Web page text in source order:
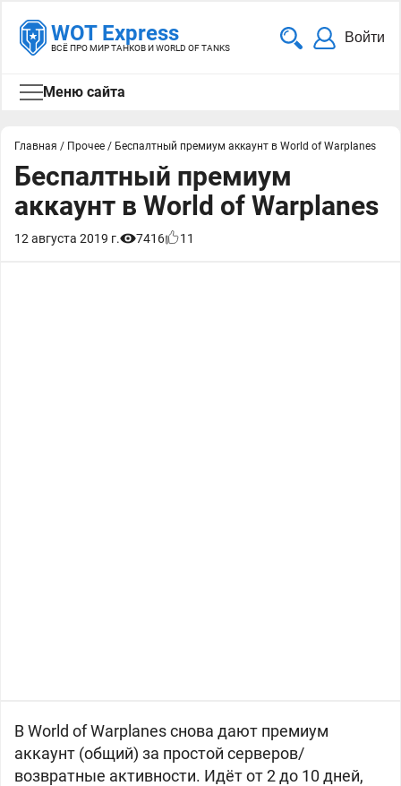
WOT Express
ВСЁ ПРО МИР ТАНКОВ И WORLD OF TANKS
Войти
Меню сайта
Главная / Прочее / Беспалтный премиум аккаунт в World of Warplanes
Беспалтный премиум
аккаунт в World of Warplanes
12 августа 2019 г. 7416 11
В World of Warplanes снова дают премиум
аккаунт (общий) за простой серверов/
возвратные активности. Идёт от 2 до 10 дней,